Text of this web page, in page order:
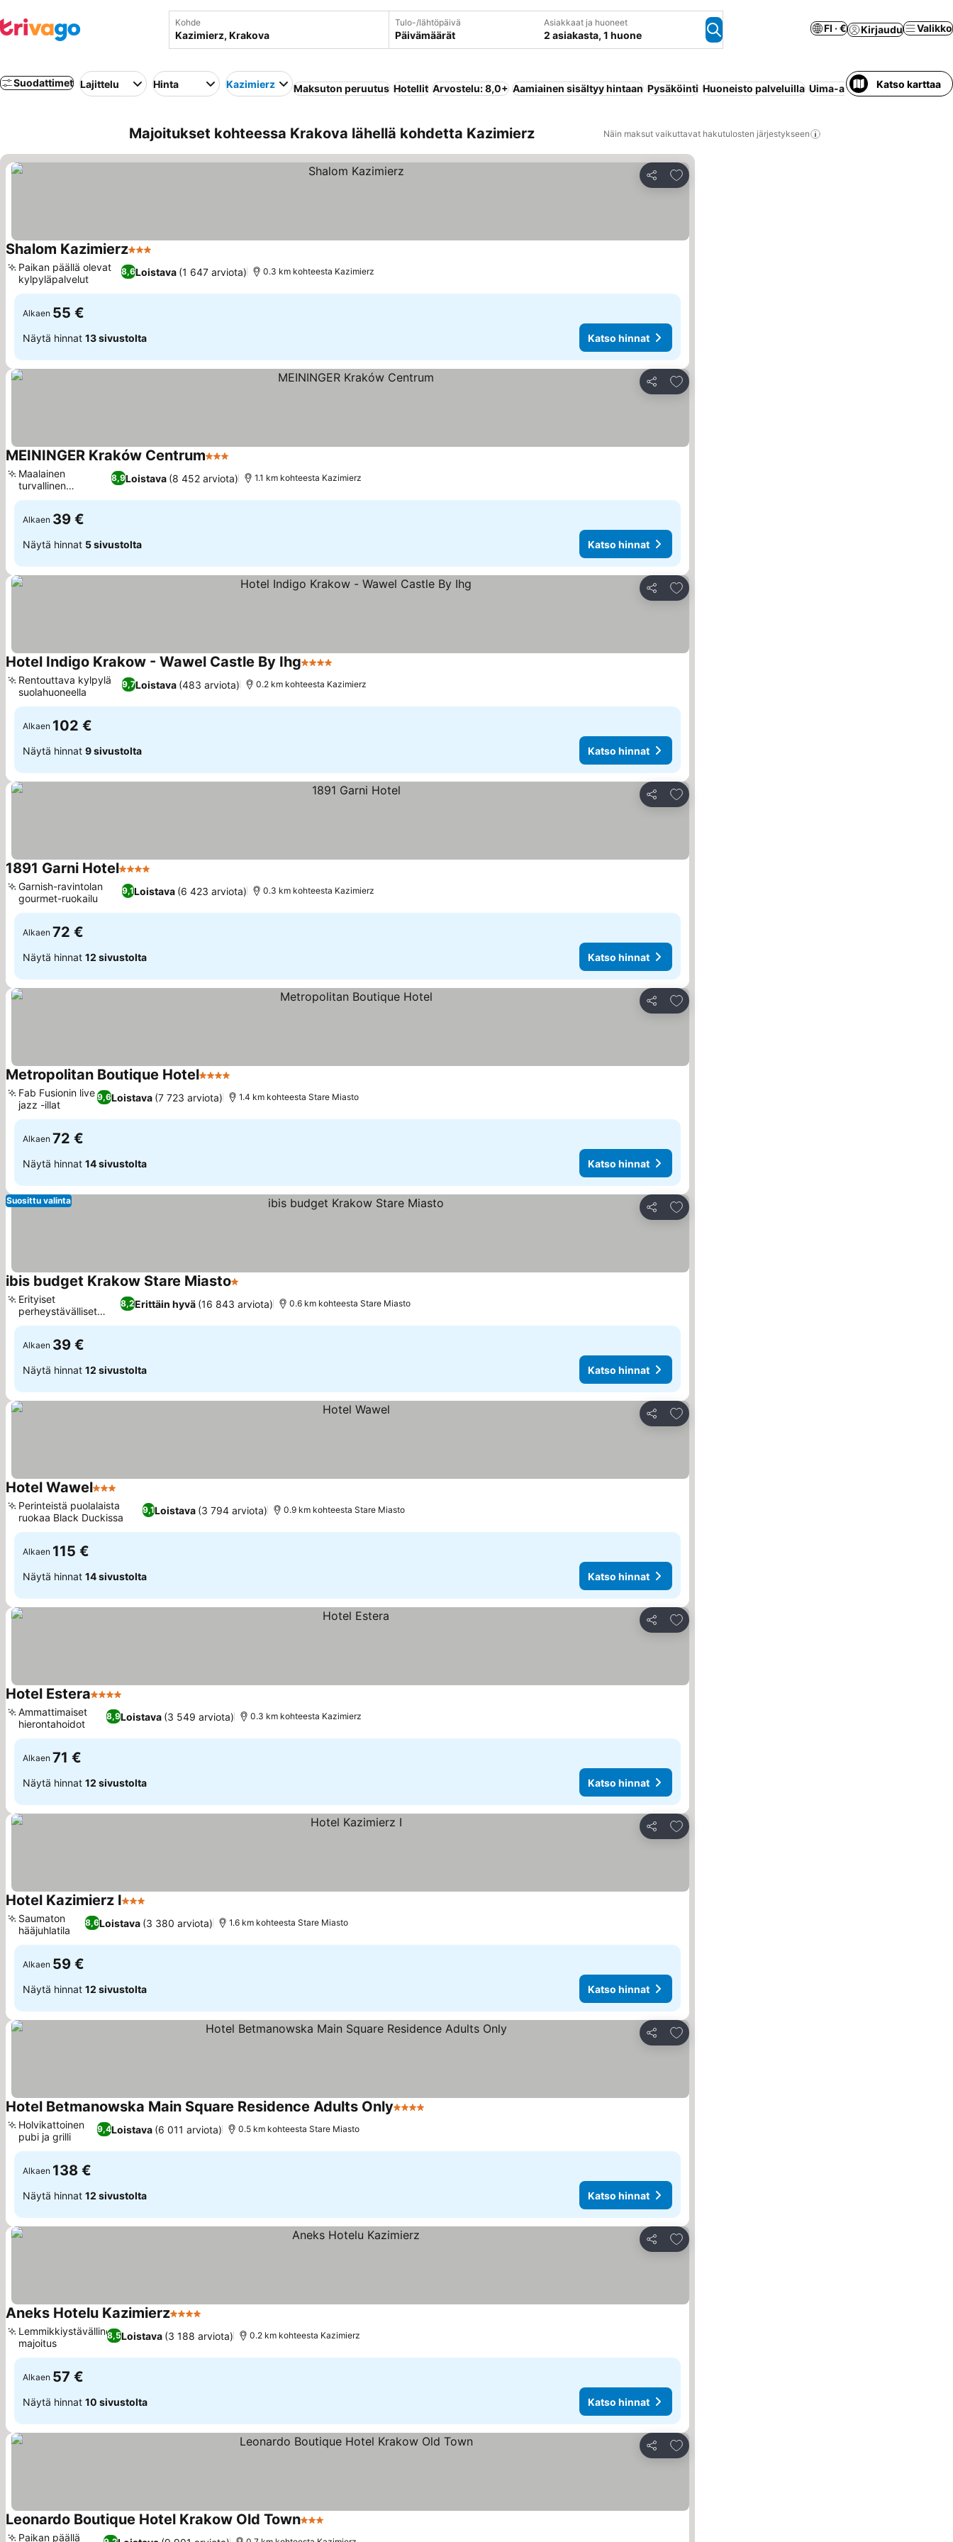
Kohde Tulo-/lähtöpäivä
Päivämäärät
Asiakkaat ja huoneet
2 asiakasta, 1 huone
FI · € Kirjaudu Valikko
Suodattimet Lajittelu Hinta Kazimierz Maksuton peruutus Hotellit Arvostelu: 8,0+ Aamiainen sisältyy hintaan Pysäköinti Huoneisto palveluilla Uima-allas Ilmastointi Wi-Fi
Katso karttaa
Majoitukset kohteessa Krakova lähellä kohdetta Kazimierz Näin maksut vaikuttavat hakutulosten järjestykseen
Jaa
Lisää suosikkeihin
Shalom Kazimierz3 Tähtiluokitus
8,6Loistava (1 647 arviota)
Paikan päällä olevat
kylpyläpalvelut
0.3 km kohteesta Kazimierz
Alkaen 55 €
Näytä hinnat 13 sivustolta Katso hinnat
Jaa
Lisää suosikkeihin
MEININGER Kraków Centrum3 Tähtiluokitus
8,9Loistava (8 452 arviota)
Maalainen
turvallinen
pysäköinti
1.1 km kohteesta Kazimierz
Alkaen 39 €
Näytä hinnat 5 sivustolta Katso hinnat
Jaa
Lisää suosikkeihin
Hotel Indigo Krakow - Wawel Castle By Ihg4 Tähtiluokitus
9,7Loistava (483 arviota)
Rentouttava kylpylä
suolahuoneella
0.2 km kohteesta Kazimierz
Alkaen 102 €
Näytä hinnat 9 sivustolta Katso hinnat
Jaa
Lisää suosikkeihin
1891 Garni Hotel4 Tähtiluokitus
9,1Loistava (6 423 arviota)
Garnish-ravintolan
gourmet-ruokailu
0.3 km kohteesta Kazimierz
Alkaen 72 €
Näytä hinnat 12 sivustolta Katso hinnat
Jaa
Lisää suosikkeihin
Metropolitan Boutique Hotel4 Tähtiluokitus
9,6Loistava (7 723 arviota)
Fab Fusionin live
jazz -illat
1.4 km kohteesta Stare Miasto
Alkaen 72 €
Näytä hinnat 14 sivustolta Katso hinnat
Jaa
Lisää suosikkeihin
Suosittu valinta
ibis budget Krakow Stare Miasto1 Tähtiluokitus
8,2Erittäin hyvä (16 843 arviota)
Erityiset
perheystävälliset
majoitustilat
0.6 km kohteesta Stare Miasto
Alkaen 39 €
Näytä hinnat 12 sivustolta Katso hinnat
Jaa
Lisää suosikkeihin
Hotel Wawel3 Tähtiluokitus
9,1Loistava (3 794 arviota)
Perinteistä puolalaista
ruokaa Black Duckissa
0.9 km kohteesta Stare Miasto
Alkaen 115 €
Näytä hinnat 14 sivustolta Katso hinnat
Jaa
Lisää suosikkeihin
Hotel Estera4 Tähtiluokitus
8,9Loistava (3 549 arviota)
Ammattimaiset
hierontahoidot
0.3 km kohteesta Kazimierz
Alkaen 71 €
Näytä hinnat 12 sivustolta Katso hinnat
Jaa
Lisää suosikkeihin
Hotel Kazimierz I3 Tähtiluokitus
8,6Loistava (3 380 arviota)
Saumaton
hääjuhlatila
1.6 km kohteesta Stare Miasto
Alkaen 59 €
Näytä hinnat 12 sivustolta Katso hinnat
Jaa
Lisää suosikkeihin
Hotel Betmanowska Main Square Residence Adults Only4 Tähtiluokitus
9,4Loistava (6 011 arviota)
Holvikattoinen
pubi ja grilli
0.5 km kohteesta Stare Miasto
Alkaen 138 €
Näytä hinnat 12 sivustolta Katso hinnat
Jaa
Lisää suosikkeihin
Aneks Hotelu Kazimierz4 Tähtiluokitus
8,5Loistava (3 188 arviota)
Lemmikkiystävällinen
majoitus
0.2 km kohteesta Kazimierz
Alkaen 57 €
Näytä hinnat 10 sivustolta Katso hinnat
Jaa
Lisää suosikkeihin
Leonardo Boutique Hotel Krakow Old Town3 Tähtiluokitus
Paikan päällä